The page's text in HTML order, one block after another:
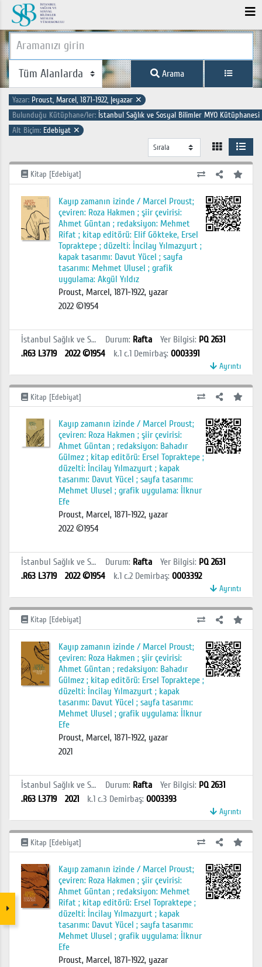
Arama
Yazar: Proust, Marcel, 1871-1922, |eyazar ✕
Bulunduğu Kütüphane/ler: İstanbul Sağlık ve Sosyal Bilimler MYO Kütüphanesi
Alt Biçim: Edebiyat ✕
Kitap [Edebiyat]
Kayıp zamanın izinde / Marcel Proust;
çeviren: Roza Hakmen ; şiir çevirisi:
Ahmet Güntan ; redaksiyon: Mehmet
Rifat ; kitap editörü: Elif Gökteke, Ersel
Topraktepe ; düzelti: İncilay Yılmazyurt ;
kapak tasarımı: Davut Yücel ; sayfa
tasarımı: Mehmet Ulusel ; grafik
uygulama: Akgül Yıldız
Proust, Marcel, 1871-1922, yazar
2022 ©1954
İstanbul Sağlık ve Sosyal Bilimler MYO Kütüphanesi Durum: Rafta Yer Bilgisi: PQ 2631
.R63 L3719
2022 ©1954 k.1 c.1 Demirbaş: 0003391
Ayrıntı
Kitap [Edebiyat]
Kayıp zamanın izinde / Marcel Proust;
çeviren: Roza Hakmen ; şiir çevirisi:
Ahmet Güntan ; redaksiyon: Bahadır
Gülmez ; kitap editörü: Ersel Topraktepe ;
düzelti: İncilay Yılmazyurt ; kapak
tasarımı: Davut Yücel ; sayfa tasarımı:
Mehmet Ulusel ; grafik uygulama: İlknur
Efe
Proust, Marcel, 1871-1922, yazar
2022 ©1954
İstanbul Sağlık ve Sosyal Bilimler MYO Kütüphanesi Durum: Rafta Yer Bilgisi: PQ 2631
.R63 L3719
2022 ©1954 k.1 c.2 Demirbaş: 0003392
Ayrıntı
Kitap [Edebiyat]
Kayıp zamanın izinde / Marcel Proust;
çeviren: Roza Hakmen ; şiir çevirisi:
Ahmet Güntan ; redaksiyon: Bahadır
Gülmez ; kitap editörü: Ersel Topraktepe ;
düzelti: İncilay Yılmazyurt ; kapak
tasarımı: Davut Yücel ; sayfa tasarımı:
Mehmet Ulusel ; grafik uygulama: İlknur
Efe
Proust, Marcel, 1871-1922, yazar
2021
İstanbul Sağlık ve Sosyal Bilimler MYO Kütüphanesi Durum: Rafta Yer Bilgisi: PQ 2631
.R63 L3719
2021 k.1 c.3 Demirbaş: 0003393
Ayrıntı
Kitap [Edebiyat]
Kayıp zamanın izinde / Marcel Proust;
çeviren: Roza Hakmen ; şiir çevirisi:
Ahmet Güntan ; redaksiyon: Mehmet
Rifat ; kitap editörü: Ersel Topraktepe ;
düzelti: İncilay Yılmazyurt ; kapak
tasarımı: Davut Yücel ; sayfa tasarımı:
Mehmet Ulusel ; grafik uygulama: İlknur
Efe
Proust, Marcel, 1871-1922, yazar